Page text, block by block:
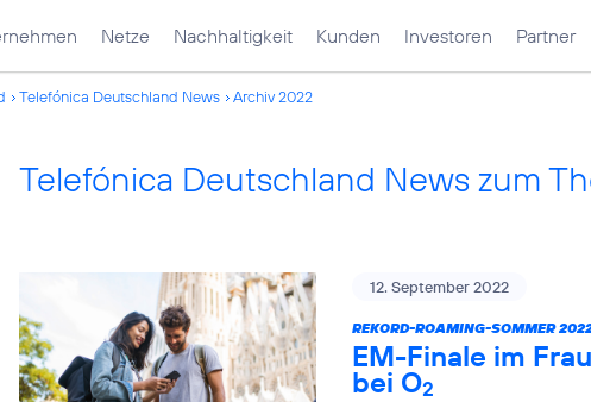
Netze Nachhaltigkeit Kunden Investoren Partner
Telefónica Deutschland News Archiv 2022
Telefónica Deutschland News zum
12. September 2022
REKORD-ROAMING-SOMMER
EM-Finale im
bei O2